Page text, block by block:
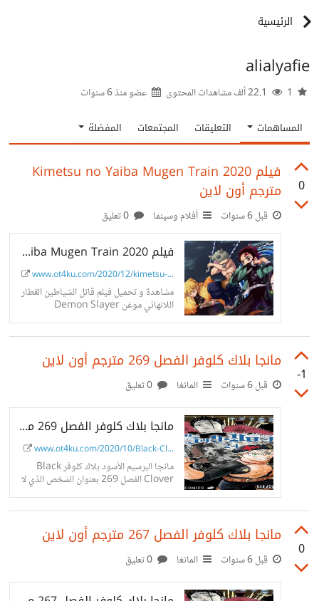
الرئيسية
alialyafie
عضو منذ6 سنوات
المساهمات التعليقات المجتمعات المفضلة
0
فيلم Kimetsu no Yaiba Mugen Train 2020
مترجم أون لاين
قبل 6 سنوات أفلام وسينما
فيلم Kimetsu no Yaiba Mugen Train 2020 مترجم أون لاين
www.ot4ku.com/2020/12/kimetsu-...
مشاهدة و تحميل فيلم قاتل الشياطين القطار
اللانهائي موغن Demon Slayer
Kimetsu no Yaiba Movie Mugen
-1
مانجا بلاك كلوفر الفصل 269 مترجم أون لاين
قبل 6 سنوات المانغا
مانجا بلاك كلوفر الفصل 269 مترجم أون لاين
www.ot4ku.com/2020/10/Black-Cl...
مانجا البرسيم الأسود بلاك كلوفر Black
Clover الفصل 269 بعنوان الشخص الذي لا
يملك سحر مترجم أون لاين على موقع
0
مانجا بلاك كلوفر الفصل 267 مترجم أون لاين
قبل 6 سنوات المانغا